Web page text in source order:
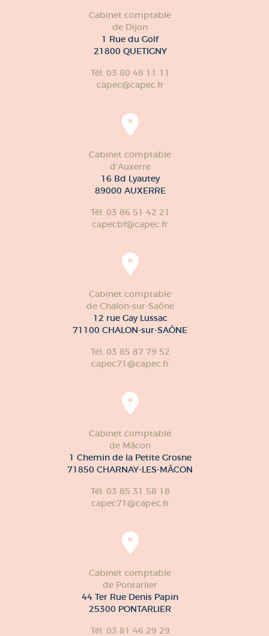
Cabinet comptable
de Dijon
1 Rue du Golf
21800 QUETIGNY
Tél. 03 80 48 11 11
capec@capec.fr
Cabinet comptable
d'Auxerre
16 Bd Lyautey
89000 AUXERRE
Tél. 03 86 51 42 21
capecbf@capec.fr
Cabinet comptable
de Chalon-sur-Saône
12 rue Gay Lussac
71100 CHALON-sur-SAÔNE
Tél. 03 85 87 79 52
capec71@capec.fr
Cabinet comptable
de Mâcon
1 Chemin de la Petite Grosne
71850 CHARNAY-LES-MÂCON
Tél. 03 85 31 58 18
capec71@capec.fr
Cabinet comptable
de Pontarlier
44 Ter Rue Denis Papin
25300 PONTARLIER
Tél. 03 81 46 29 29